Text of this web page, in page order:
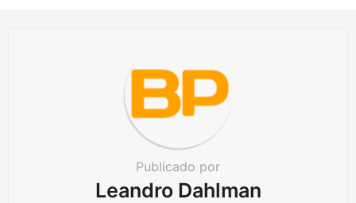
Publicado por
Leandro Dahlman